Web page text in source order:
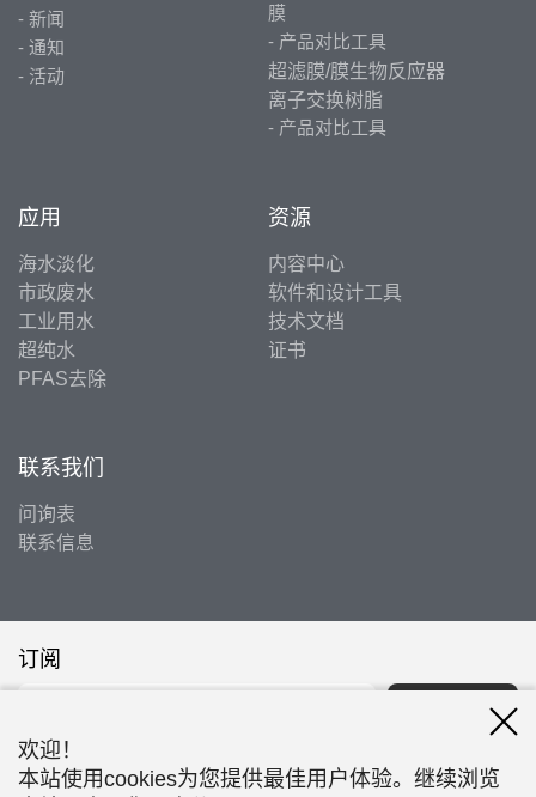
新闻
通知
活动
膜
产品对比工具
超滤膜/膜生物反应器
离子交换树脂
产品对比工具
应用
海水淡化
市政废水
工业用水
超纯水
PFAS去除
资源
内容中心
软件和设计工具
技术文档
证书
联系我们
问询表
联系信息
订阅
关注我们
欢迎！
本站使用cookies为您提供最佳用户体验。继续浏览